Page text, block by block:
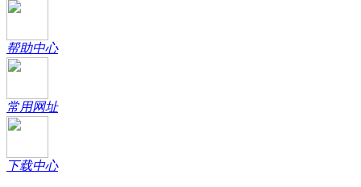
帮助中心
常用网址
下载中心